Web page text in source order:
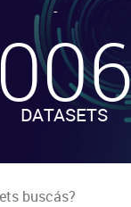
-
DATASETS